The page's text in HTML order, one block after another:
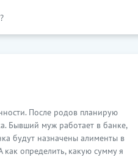
После родов планирую
Бывший муж работает в банке,
будут назначены алименты в
определить, какую сумму я